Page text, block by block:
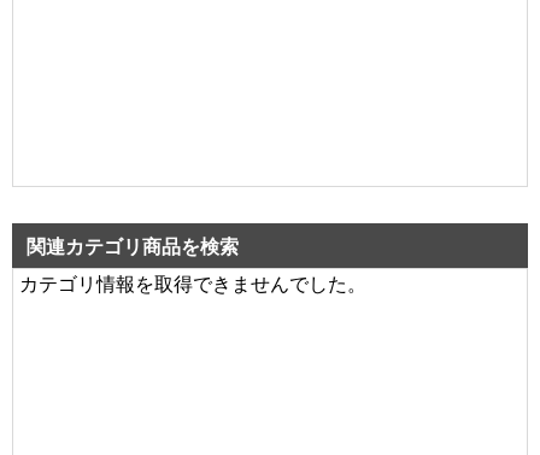
関連カテゴリ商品を検索
カテゴリ情報を取得できませんでした。